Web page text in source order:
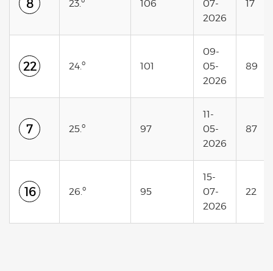
8 23.º 106
07-
2026
17
22 24.º 101
09-
05-
2026
89
7 25.º 97
11-
05-
2026
87
16 26.º 95
15-
07-
2026
22